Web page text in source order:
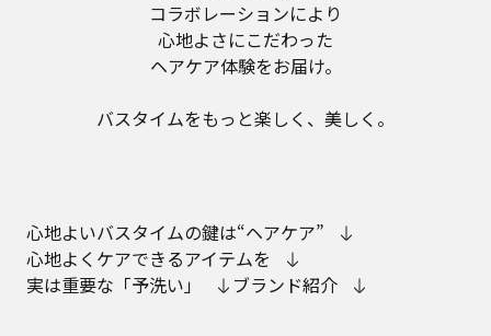
コラボレーションにより
心地よさにこだわった
ヘアケア体験をお届け。
バスタイムをもっと楽しく、美しく。
心地よいバスタイムの鍵は“ヘアケア”
心地よくケアできるアイテムを
実は重要な「予洗い」
ブランド紹介